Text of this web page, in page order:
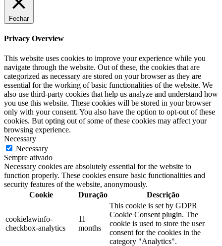
Fechar
Privacy Overview
This website uses cookies to improve your experience while you
navigate through the website. Out of these, the cookies that are
categorized as necessary are stored on your browser as they are
essential for the working of basic functionalities of the website. We
also use third-party cookies that help us analyze and understand how
you use this website. These cookies will be stored in your browser
only with your consent. You also have the option to opt-out of these
cookies. But opting out of some of these cookies may affect your
browsing experience.
Necessary
Necessary
Sempre ativado
Necessary cookies are absolutely essential for the website to
function properly. These cookies ensure basic functionalities and
security features of the website, anonymously.
Cookie
Duração Descrição
cookielawinfo-
checkbox-analytics
11
months
This cookie is set by GDPR
Cookie Consent plugin. The
cookie is used to store the user
consent for the cookies in the
category "Analytics".